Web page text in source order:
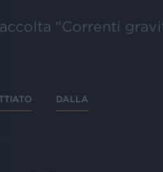
“Correnti
DALLA